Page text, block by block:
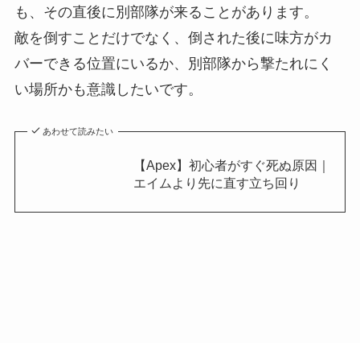
も、その直後に別部隊が来ることがあります。
敵を倒すことだけでなく、倒された後に味方がカ
バーできる位置にいるか、別部隊から撃たれにく
い場所かも意識したいです。
あわせて読みたい
【Apex】初心者がすぐ死ぬ原因｜
エイムより先に直す立ち回り